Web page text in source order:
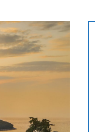
Next